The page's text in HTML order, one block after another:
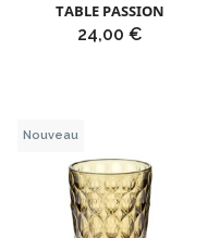
TABLE PASSION
Prix
24,00 €
Nouveau